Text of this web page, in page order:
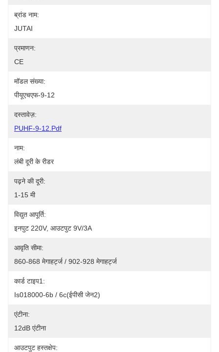
ब्रांड नाम:
JUTAI
प्रमाणन:
CE
मॉडल संख्या:
पीयूएचएफ-9-12
दस्तावेज़:
PUHF-9-12.pdf
नाम:
लंबी दूरी के रीडर
पढ़ने की दूरी:
1-15 मी
विद्युत आपूर्ति:
इनपुट 220V, आउटपुट 9V/3A
आवृति सीमा:
860-868 मेगाहर्ट्ज / 902-928 मेगाहर्ट्ज
कार्ड टाइप1:
Is018000-6b / 6c(ईपीसी जेन2)
एंटीना:
12dB एंटीना
आउटपुट हस्तक्षेप: